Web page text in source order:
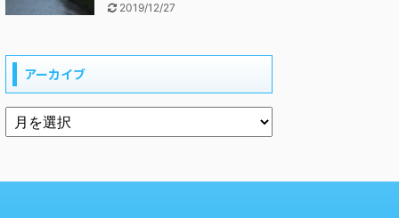
2019/12/27
アーカイブ